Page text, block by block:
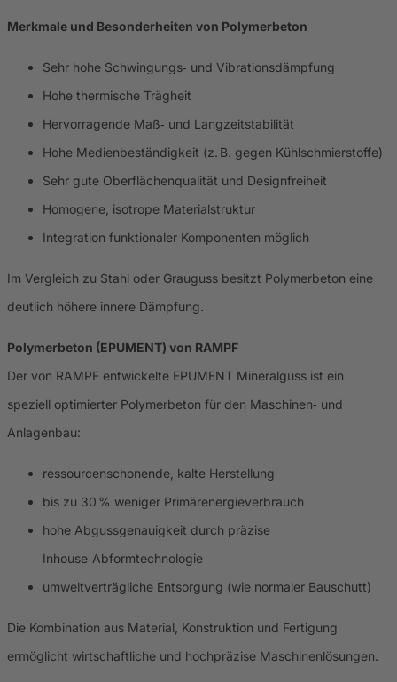
Merkmale und Besonderheiten von Polymerbeton
Sehr hohe Schwingungs‑ und Vibrationsdämpfung
Hohe thermische Trägheit
Hervorragende Maß‑ und Langzeitstabilität
Hohe Medienbeständigkeit (z. B. gegen Kühlschmierstoffe)
Sehr gute Oberflächenqualität und Designfreiheit
Homogene, isotrope Materialstruktur
Integration funktionaler Komponenten möglich
Im Vergleich zu Stahl oder Grauguss besitzt Polymerbeton eine
deutlich höhere innere Dämpfung.
Polymerbeton (EPUMENT) von RAMPF
Der von RAMPF entwickelte EPUMENT Mineralguss ist ein
speziell optimierter Polymerbeton für den Maschinen‑ und
Anlagenbau:
ressourcenschonende, kalte Herstellung
bis zu 30 % weniger Primärenergieverbrauch
hohe Abgussgenauigkeit durch präzise
Inhouse‑Abformtechnologie
umweltverträgliche Entsorgung (wie normaler Bauschutt)
Die Kombination aus Material, Konstruktion und Fertigung
ermöglicht wirtschaftliche und hochpräzise Maschinenlösungen.